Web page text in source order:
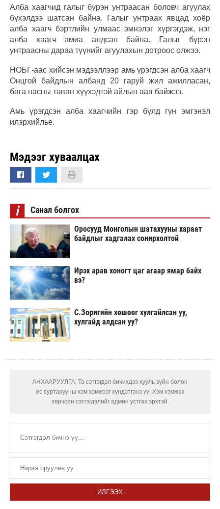
Алба хаагчид галыг бүрэн унтраасан боловч агуулах
бүхэлдээ шатсан байна. Галыг унтраах явцад хоёр
алба хаагч бэртлийн улмаас эмнэлэг хүргэгдэж, нэг
алба хаагч амиа алдсан байна. Галыг бүрэн
унтраасны дараа түүнийг агуулахын дотроос олжээ.
НОБГ-аас хийсэн мэдээллээр амь үрэгдсэн алба хаагч
Онцгой байдлын албанд 20 гаруй жил ажилласан,
бага насны таван хүүхэдтэй айлын аав байжээ.
Амь үрэгдсэн алба хаагчийн гэр бүлд гүн эмгэнэл
илэрхийлье.
Мэдээг хуваалцах
i Санал болгох
Оросууд Монголын шатахууны хараат
байдлыг хадгалах сонирхолтой
Ирэх арав хоногт цаг агаар ямар байх
вэ?
С.Зоригийн хөшөөг хулгайлсан уу,
хулгайд алдсан уу?
АНХААРУУЛГА: Та сэтгэгдэл бичихдээ хууль зүйн болон
ёс суртахууны хэм хэмжээг хүндэтгэнэ үү. Хэм хэмжээ
зөрчсөн сэтгэгдэлийг админ устгах эрхтэй.
ИЛГЭЭХ